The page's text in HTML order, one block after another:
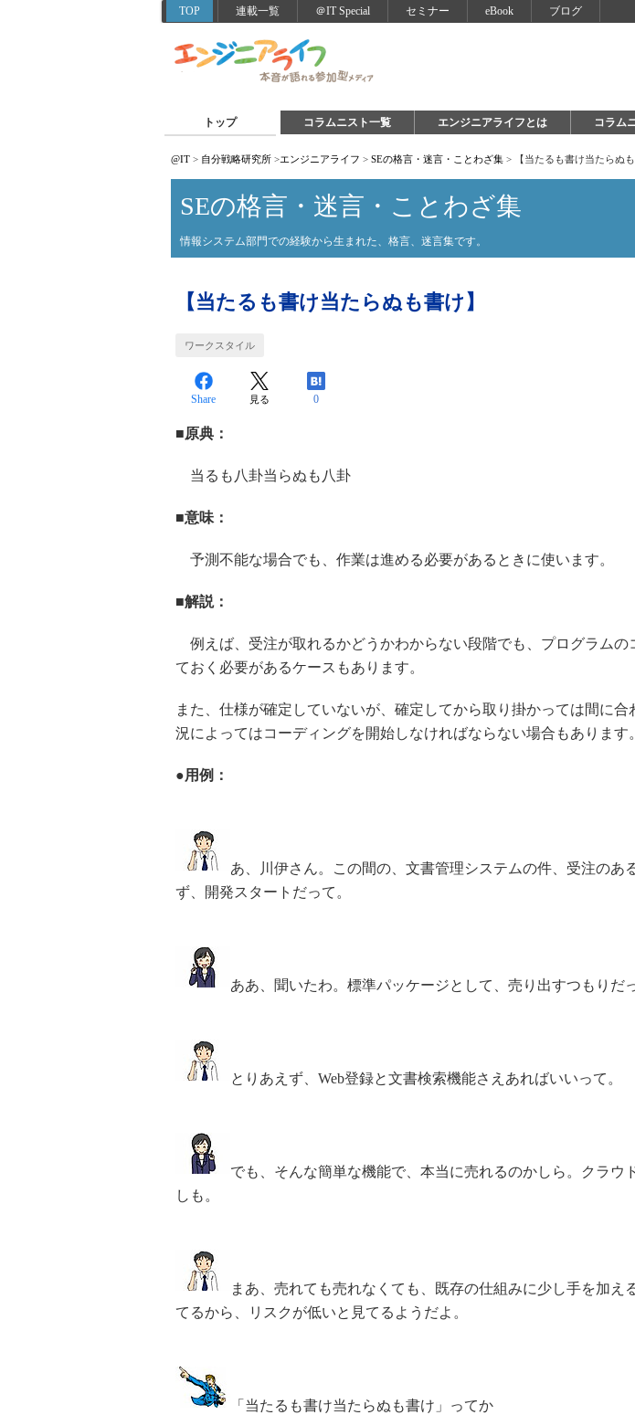
TOP 連載一覧 ＠IT Special セミナー eBook ブログ
トップ コラムニスト一覧 エンジニアライフとは コラム
@IT > 自分戦略研究所 >エンジニアライフ > SEの格言・迷言・ことわざ集 > 【当たるも書け当たらぬ
SEの格言・迷言・ことわざ集
情報システム部門での経験から生まれた、格言、迷言集です。
【当たるも書け当たらぬも書け】
ワークスタイル
Share 見る 0
■原典：
当るも八卦当らぬも八卦
■意味：
予測不能な場合でも、作業は進める必要があるときに使います。
■解説：
例えば、受注が取れるかどうかわからない段階でも、プログラムの
ておく必要があるケースもあります。
また、仕様が確定していないが、確定してから取り掛かっては間に合
況によってはコーディングを開始しなければならない場合もあります。
●用例：
あ、川伊さん。この間の、文書管理システムの件、受注のあ
ず、開発スタートだって。
ああ、聞いたわ。標準パッケージとして、売り出すつもりだ
とりあえず、Web登録と文書検索機能さえあればいいって。
でも、そんな簡単な機能で、本当に売れるのかしら。クラウ
しも。
まあ、売れても売れなくても、既存の仕組みに少し手を加え
てるから、リスクが低いと見てるようだよ。
「当たるも書け当たらぬも書け」ってか